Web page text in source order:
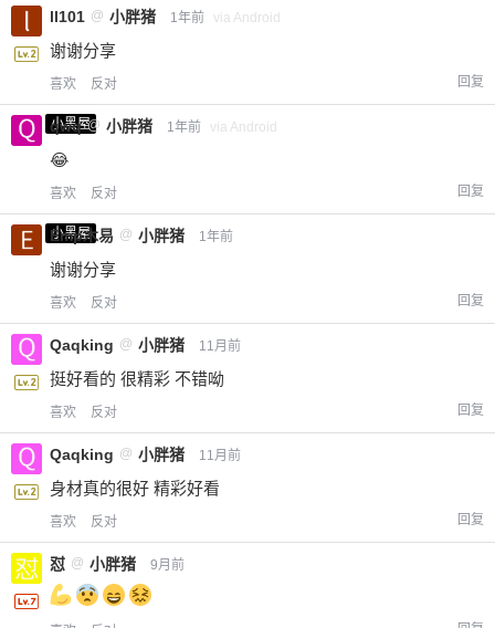
ll101 @ 小胖猪 1年前 via Android
谢谢分享
喜欢 反对 回复
小黑屋
qwq @ 小胖猪 1年前 via Android
😂
喜欢 反对 回复
小黑屋
Emp木易 @ 小胖猪 1年前
谢谢分享
喜欢 反对 回复
Qaqking @ 小胖猪 11月前
挺好看的 很精彩 不错呦
喜欢 反对 回复
Qaqking @ 小胖猪 11月前
身材真的很好 精彩好看
喜欢 反对 回复
怼 @ 小胖猪 9月前